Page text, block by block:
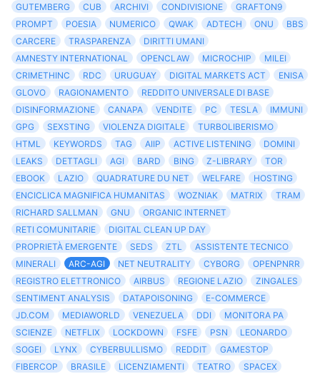
GUTEMBERG
CUB ARCHIVI CONDIVISIONE
GRAFTON9
PROMPT
POESIA NUMERICO QWAK ADTECH ONU
BBS
CARCERE
TRASPARENZA
DIRITTI UMANI
AMNESTY INTERNATIONAL
OPENCLAW MICROCHIP
MILEI
CRIMETHINC
RDC URUGUAY DIGITAL MARKETS ACT
ENISA
GLOVO
RAGIONAMENTO
REDDITO UNIVERSALE DI BASE
DISINFORMAZIONE
CANAPA VENDITE PC TESLA
IMMUNI
GPG
SEXSTING VIOLENZA DIGITALE
TURBOLIBERISMO
HTML
KEYWORDS TAG AIIP ACTIVE LISTENING
DOMINI
LEAKS
DETTAGLI AGI BARD BING Z-LIBRARY
TOR
EBOOK
LAZIO QUADRATURE DU NET WELFARE
HOSTING
ENCICLICA MAGNIFICA HUMANITAS
WOZNIAK MATRIX
TRAM
RICHARD SALLMAN
GNU
ORGANIC INTERNET
RETI COMUNITARIE
DIGITAL CLEAN UP DAY
PROPRIETÀ EMERGENTE
SEDS ZTL
ASSISTENTE TECNICO
MINERALI
ARC-AGI NET NEUTRALITY CYBORG
OPENPNRR
REGISTRO ELETTRONICO
AIRBUS REGIONE LAZIO
ZINGALES
SENTIMENT ANALYSIS
DATAPOISONING
E-COMMERCE
JD.COM
MEDIAWORLD VENEZUELA DDI
MONITORA PA
SCIENZE
NETFLIX LOCKDOWN FSFE PSN
LEONARDO
SOGEI
LYNX CYBERBULLISMO REDDIT
GAMESTOP
FIBERCOP
BRASILE LICENZIAMENTI TEATRO SPACEX